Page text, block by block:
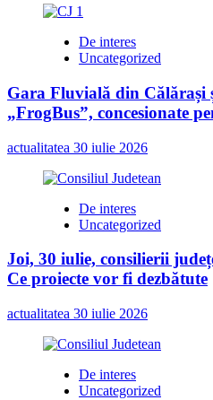
De interes
Uncategorized
Gara Fluvială din Călărași
„FrogBus”, concesionate
actualitatea 30 iulie 2026
De interes
Uncategorized
Joi, 30 iulie, consilierii
Ce proiecte vor fi dezbătute
actualitatea 30 iulie 2026
De interes
Uncategorized